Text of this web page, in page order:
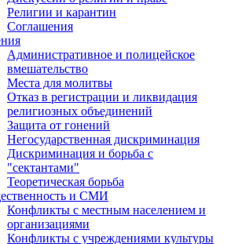
Религии и карантин
Соглашения
Административное и полицейское
вмешательство
Места для молитвы
Отказ в регистрации и ликвидация
религиозных объединений
Защита от гонений
Негосударственная дискриминация
Дискриминация и борьба с
"сектантами"
Теоретическая борьба
и СМИ
Конфликты с местным населением и
организациями
Конфликты с учреждениями культуры